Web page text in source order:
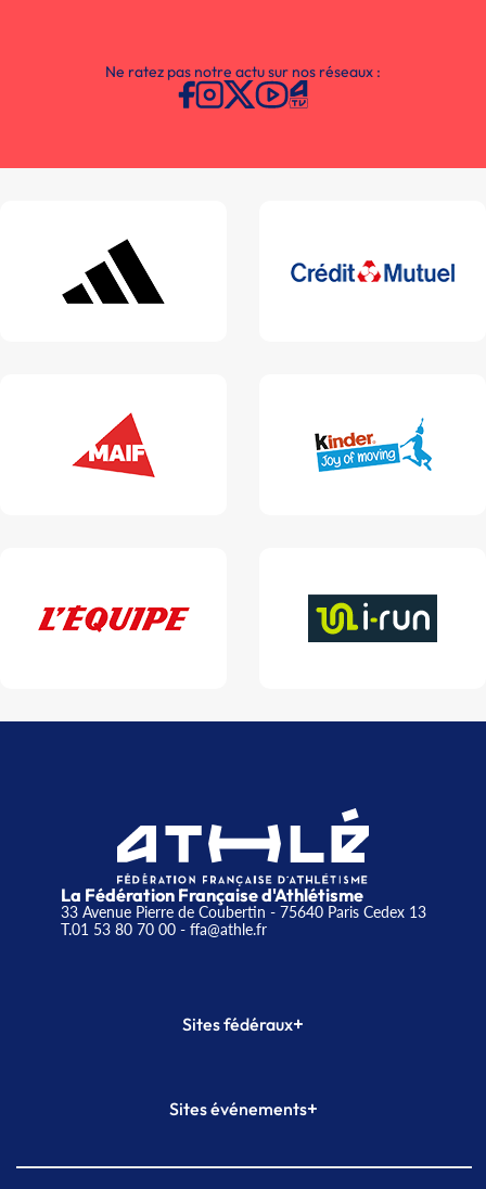
Ne ratez pas notre actu sur nos réseaux :
La Fédération Française d'Athlétisme
33 Avenue Pierre de Coubertin - 75640 Paris Cedex 13
T.01 53 80 70 00- ffa@athle.fr
Sites fédéraux+
Plateforme Formation
Sites événements+
Meeting de Paris indoor